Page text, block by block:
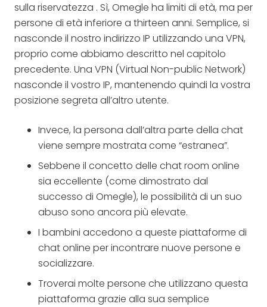
sulla riservatezza . Sì, Omegle ha limiti di età, ma per
persone di età inferiore a thirteen anni. Semplice, si
nasconde il nostro indirizzo IP utilizzando una VPN,
proprio come abbiamo descritto nel capitolo
precedente. Una VPN (Virtual Non-public Network)
nasconde il vostro IP, mantenendo quindi la vostra
posizione segreta all’altro utente.
Invece, la persona dall’altra parte della chat
viene sempre mostrata come “estranea”.
Sebbene il concetto delle chat room online
sia eccellente (come dimostrato dal
successo di Omegle), le possibilità di un suo
abuso sono ancora più elevate.
I bambini accedono a queste piattaforme di
chat online per incontrare nuove persone e
socializzare.
Troverai molte persone che utilizzano questa
piattaforma grazie alla sua semplice